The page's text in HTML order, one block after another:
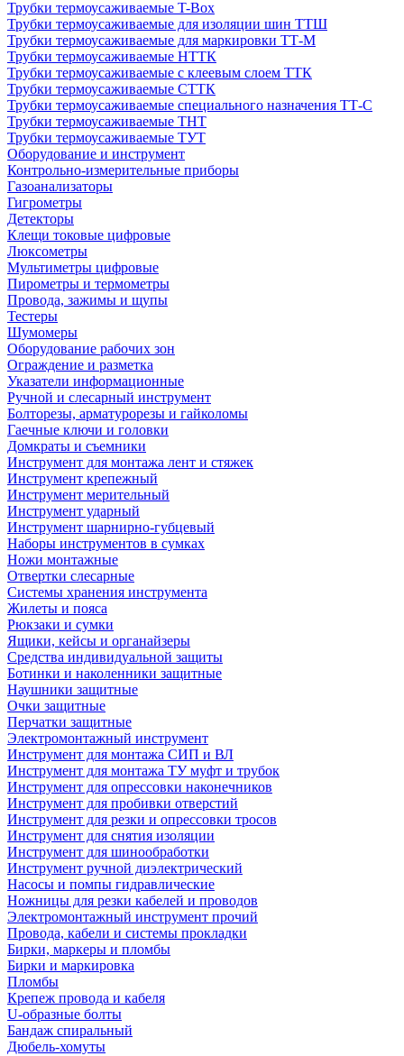
Трубки термоусаживаемые T-Box
Трубки термоусаживаемые для изоляции шин ТТШ
Трубки термоусаживаемые для маркировки ТТ-М
Трубки термоусаживаемые НTТК
Трубки термоусаживаемые с клеевым слоем TТК
Трубки термоусаживаемые СTТК
Трубки термоусаживаемые специального назначения ТТ-С
Трубки термоусаживаемые ТНТ
Трубки термоусаживаемые ТУТ
Оборудование и инструмент
Контрольно-измерительные приборы
Газоанализаторы
Гигрометры
Детекторы
Клещи токовые цифровые
Люксометры
Мультиметры цифровые
Пирометры и термометры
Провода, зажимы и щупы
Тестеры
Шумомеры
Оборудование рабочих зон
Ограждение и разметка
Указатели информационные
Ручной и слесарный инструмент
Болторезы, арматурорезы и гайколомы
Гаечные ключи и головки
Домкраты и съемники
Инструмент для монтажа лент и стяжек
Инструмент крепежный
Инструмент мерительный
Инструмент ударный
Инструмент шарнирно-губцевый
Наборы инструментов в сумках
Ножи монтажные
Отвертки слесарные
Системы хранения инструмента
Жилеты и пояса
Рюкзаки и сумки
Ящики, кейсы и органайзеры
Средства индивидуальной защиты
Ботинки и наколенники защитные
Наушники защитные
Очки защитные
Перчатки защитные
Электромонтажный инструмент
Инструмент для монтажа СИП и ВЛ
Инструмент для монтажа ТУ муфт и трубок
Инструмент для опрессовки наконечников
Инструмент для пробивки отверстий
Инструмент для резки и опрессовки тросов
Инструмент для снятия изоляции
Инструмент для шинообработки
Инструмент ручной диэлектрический
Насосы и помпы гидравлические
Ножницы для резки кабелей и проводов
Электромонтажный инструмент прочий
Провода, кабели и системы прокладки
Бирки, маркеры и пломбы
Бирки и маркировка
Пломбы
Крепеж провода и кабеля
U-образные болты
Бандаж спиральный
Дюбель-хомуты